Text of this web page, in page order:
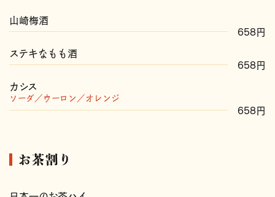
山崎梅酒
658円
ステキなもも酒
658円
カシス
ソーダ／ウーロン／オレンジ
658円
お茶割り